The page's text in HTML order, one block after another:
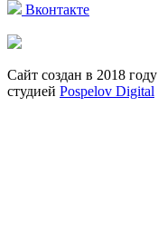
Вконтакте
Сайт создан в 2018 году
студией Pospelov Digital